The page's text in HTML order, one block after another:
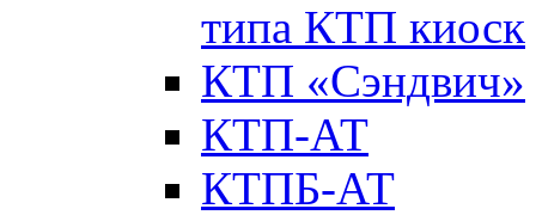
типа КТП киоск
КТП «Сэндвич»
КТП-АТ
КТПБ-АТ